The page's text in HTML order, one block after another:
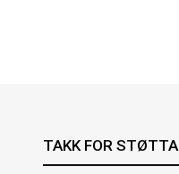
TAKK FOR STØTTA